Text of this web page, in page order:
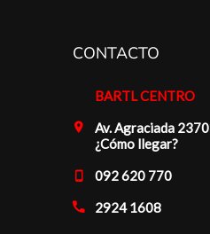
CONTACTO
BARTL CENTRO
Av. Agraciada 2370
¿Cómo llegar?
092 620 770
2924 1608